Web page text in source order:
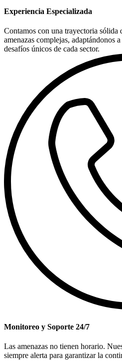
Experiencia Especializada
Contamos con una trayectoria sólida
amenazas complejas, adaptándonos
desafíos únicos de cada sector.
Monitoreo y Soporte 24/7
Las amenazas no tienen horario.
siempre alerta para garantizar la